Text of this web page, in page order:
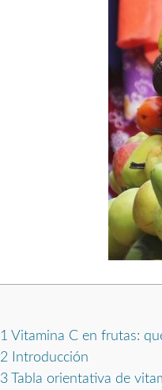
1 Vitamina C en frutas:
2 Introducción
3 Tabla orientativa de